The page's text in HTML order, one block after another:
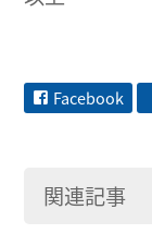
Facebook
関連記事